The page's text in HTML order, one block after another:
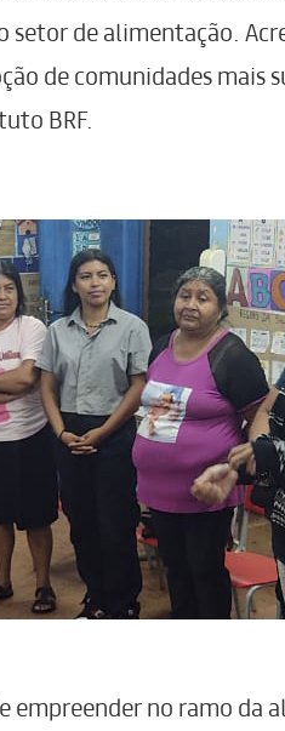
de alimentação.
de comunidades mais
BRF.
empreender no ramo da